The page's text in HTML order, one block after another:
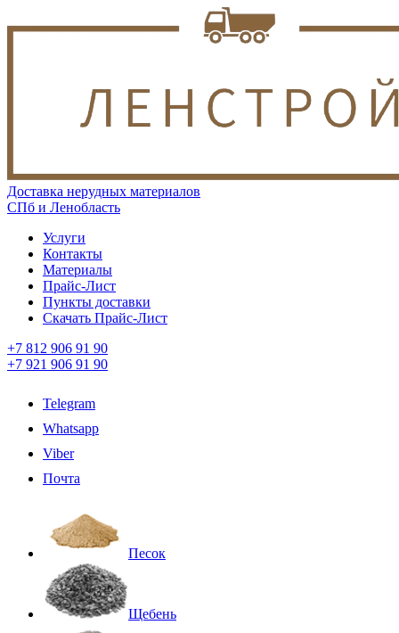
Доставка нерудных материалов
СПб и Ленобласть
Услуги
Контакты
Материалы
Прайс-Лист
Пункты доставки
Скачать Прайс-Лист
+7 812 906 91 90
+7 921 906 91 90
Telegram
Whatsapp
Viber
Почта
Песок
Щебень